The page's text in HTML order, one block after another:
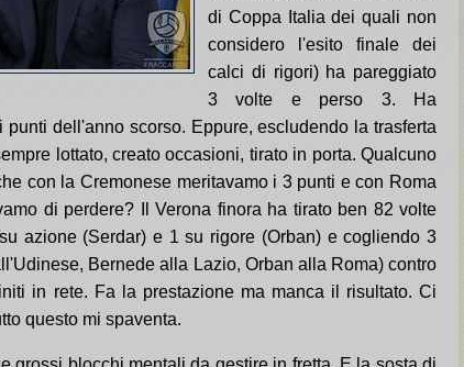
di Coppa Italia dei quali non
considero l'esito finale dei
calci di rigori) ha pareggiato
3 volte e perso 3. Ha
punti dell'anno scorso. Eppure, escludendo la trasferta
lottato, creato occasioni, tirato in porta. Qualcuno
con la Cremonese meritavamo i 3 punti e con Roma
di perdere? Il Verona finora ha tirato ben 82 volte
azione (Serdar) e 1 su rigore (Orban) e cogliendo 3
Bernede alla Lazio, Orban alla Roma) contro
in rete. Fa la prestazione ma manca il risultato. Ci
questo mi spaventa.